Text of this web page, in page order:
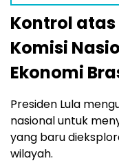
Kontrol
Komisi
Ekonomi
Presiden Lula
nasional untuk
yang baru
wilayah.